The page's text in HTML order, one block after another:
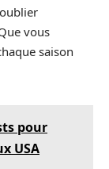
vous
saison
pour
USA